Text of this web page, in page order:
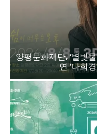
양평문화재단, ‘별빛
연 ‘나희